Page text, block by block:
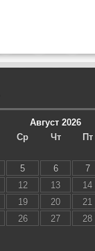
Август 2026
Ср Чт Пт
5 6 7
12 13 14
19 20 21
26 27 28